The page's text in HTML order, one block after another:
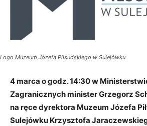
Logo Muzeum Józefa Piłsudskiego w Sulejówku
4 marca o godz. 14:30 w
Zagranicznych minister Grzegorz
na ręce dyrektora Muzeum Józefa
Sulejówku Krzysztofa